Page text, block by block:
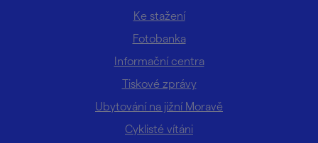
Ke stažení
Fotobanka
Informační centra
Tiskové zprávy
Ubytování na jižní Moravě
Cyklisté vítáni